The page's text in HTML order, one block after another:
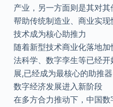
产业，另一方面则是其对
帮助传统制造业、商业实现
技术成为核心助推力
随着新型技术商业化落地
法科学、数字孪生等已经
展,已经成为最核心的助推器
数字经济发展进入新阶段
在多方合力推动下，中国